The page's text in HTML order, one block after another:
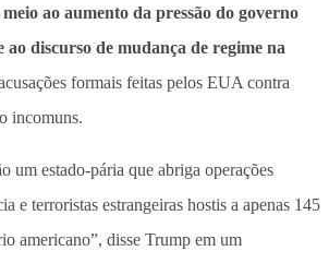
ao aumento da pressão do governo
discurso de mudança de regime na
formais feitas pelos EUA contra
incomuns.
um estado-pária que abriga operações
e terroristas estrangeiras hostis a apenas 145
americano”, disse Trump em um